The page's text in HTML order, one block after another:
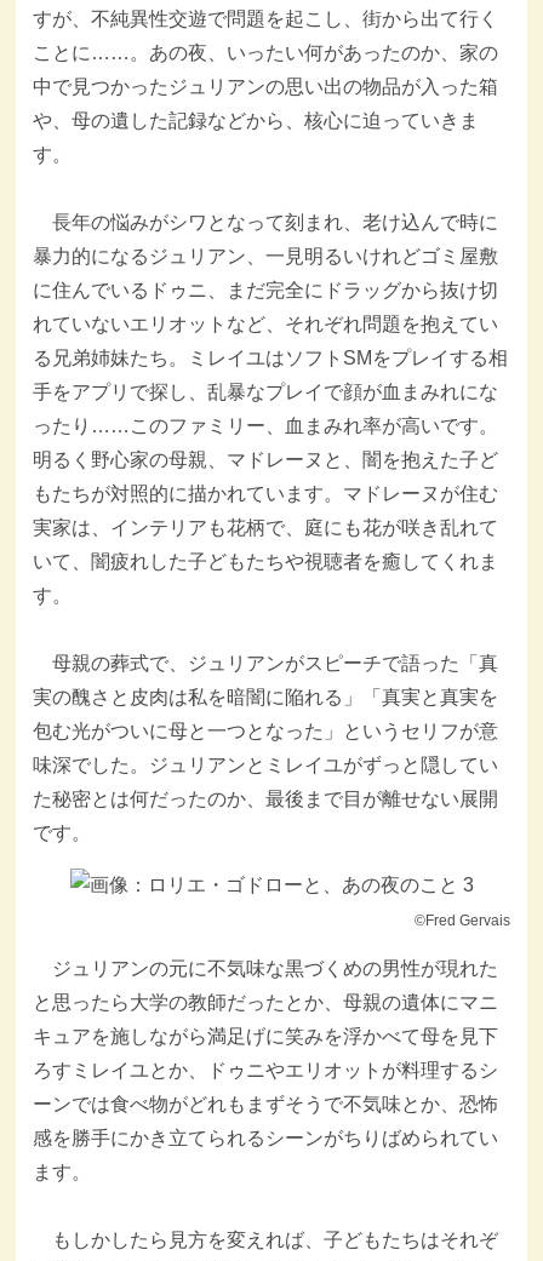
すが、不純異性交遊で問題を起こし、街から出て行く
ことに……。あの夜、いったい何があったのか、家の
中で見つかったジュリアンの思い出の物品が入った箱
や、母の遺した記録などから、核心に迫っていきま
す。
長年の悩みがシワとなって刻まれ、老け込んで時に
暴力的になるジュリアン、一見明るいけれどゴミ屋敷
に住んでいるドゥニ、まだ完全にドラッグから抜け切
れていないエリオットなど、それぞれ問題を抱えてい
る兄弟姉妹たち。ミレイユはソフトSMをプレイする相
手をアプリで探し、乱暴なプレイで顔が血まみれにな
ったり……このファミリー、血まみれ率が高いです。
明るく野心家の母親、マドレーヌと、闇を抱えた子ど
もたちが対照的に描かれています。マドレーヌが住む
実家は、インテリアも花柄で、庭にも花が咲き乱れて
いて、闇疲れした子どもたちや視聴者を癒してくれま
す。
母親の葬式で、ジュリアンがスピーチで語った「真
実の醜さと皮肉は私を暗闇に陥れる」「真実と真実を
包む光がついに母と一つとなった」というセリフが意
味深でした。ジュリアンとミレイユがずっと隠してい
た秘密とは何だったのか、最後まで目が離せない展開
です。
©Fred Gervais
ジュリアンの元に不気味な黒づくめの男性が現れた
と思ったら大学の教師だったとか、母親の遺体にマニ
キュアを施しながら満足げに笑みを浮かべて母を見下
ろすミレイユとか、ドゥニやエリオットが料理するシ
ーンでは食べ物がどれもまずそうで不気味とか、恐怖
感を勝手にかき立てられるシーンがちりばめられてい
ます。
もしかしたら見方を変えれば、子どもたちはそれぞ